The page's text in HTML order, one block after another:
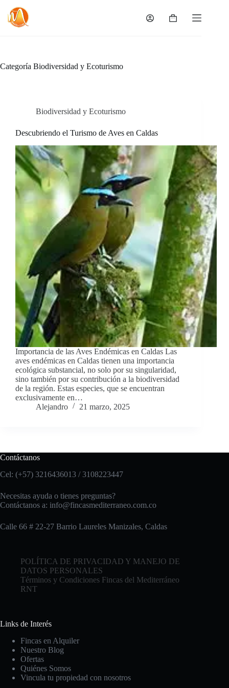
contenido
Carro
Categoría Biodiversidad y Ecoturismo
Biodiversidad y Ecoturismo
Descubriendo el Turismo de Aves en Caldas
Importancia de las Aves Endémicas en Caldas Las
aves endémicas en Caldas tienen una importancia
ecológica substancial, no solo por su singularidad,
sino también por su contribución a la biodiversidad
de la región. Estas especies, que se encuentran
exclusivamente en…
Alejandro
21 marzo, 2025
Contáctanos
Cel: (+57) 3216436013 / 3108223447
Necesitas ayuda o tienes preguntas?
Contáctanos a: info@fincasmediterraneo.com.co
Calle 66 # 22-27 Barrio Laureles Manizales, Caldas
POLÍTICA DE PRIVACIDAD Y MANEJO DE
DATOS PERSONALES
Términos y Condiciones Fincas del Mediterráneo
RNT
Links de Interés
Fincas en Alquiler
Nuestro Blog
Ofertas
Quiénes Somos
Vincula tu propiedad con nosotros